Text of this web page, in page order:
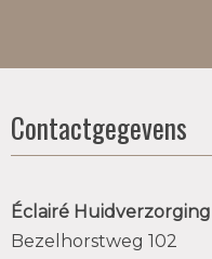
Contactgegevens
Éclairé Huidverzorging
Bezelhorstweg 102